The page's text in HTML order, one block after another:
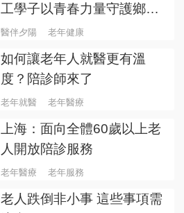
工學子以青春力量守護鄉村
老年健康
醫伴夕陽 老年健康
如何讓老年人就醫更有溫
度？陪診師來了
老年就醫 老年醫療
上海：面向全體60歲以上老
人開放陪診服務
老年醫療 老年服務
老人跌倒非小事 這些事項需